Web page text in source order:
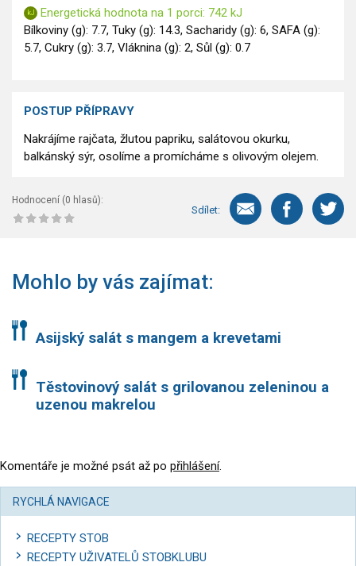
Energetická hodnota na 1 porci: 742 kJ
Bílkoviny (g): 7.7, Tuky (g): 14.3, Sacharidy (g): 6, SAFA (g):
5.7, Cukry (g): 3.7, Vláknina (g): 2, Sůl (g): 0.7
POSTUP PŘÍPRAVY
Nakrájíme rajčata, žlutou papriku, salátovou okurku,
balkánský sýr, osolíme a promícháme s olivovým olejem.
Hodnocení (0 hlasů):
Sdílet:
Mohlo by vás zajímat:
Asijský salát s mangem a krevetami
Těstovinový salát s grilovanou zeleninou a
uzenou makrelou
Komentáře je možné psát až po přihlášení.
RYCHLÁ NAVIGACE
RECEPTY STOB
RECEPTY UŽIVATELŮ STOBKLUBU